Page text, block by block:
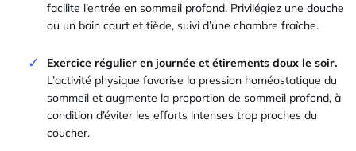
facilite l’entrée en sommeil profond. Privilégiez une douche
ou un bain court et tiède, suivi d’une chambre fraîche.
Exercice régulier en journée et étirements doux le soir.
L’activité physique favorise la pression homéostatique du
sommeil et augmente la proportion de sommeil profond, à
condition d’éviter les efforts intenses trop proches du
coucher.